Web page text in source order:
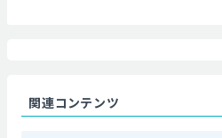
関連コンテンツ